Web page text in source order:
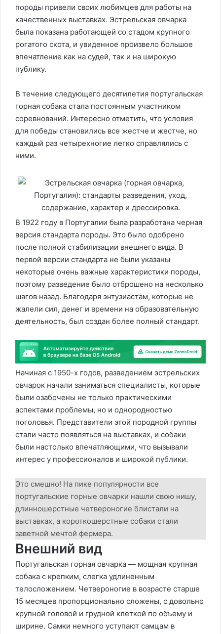
породы привели своих любимцев для работы на
качественных выставках. Эстрельская овчарка
была показана работающей со стадом крупного
рогатого скота, и увиденное произвело большое
впечатление как на судей, так и на широкую
публику.
В течение следующего десятилетия португальская
горная собака стала постоянным участником
соревнований. Интересно отметить, что условия
для победы становились все жестче и жестче, но
каждый раз четырехногие легко справлялись с
ними.
В 1922 году в Португалии была разработана черная
версия стандарта породы. Это было одобрено
после полной стабилизации внешнего вида. В
первой версии стандарта не были указаны
некоторые очень важные характеристики породы,
поэтому разведение было отброшено на несколько
шагов назад. Благодаря энтузиастам, которые не
жалели сил, денег и времени на образовательную
деятельность, был создан более полный стандарт.
Начиная с 1950-х годов, разведением эстрельских
овчарок начали заниматься специалисты, которые
были озабочены не только практическими
аспектами проблемы, но и однородностью
поголовья. Представители этой породной группы
стали часто появляться на выставках, и собаки
были настолько впечатляющими, что вызывали
интерес у профессионалов и широкой публики.
Это смешно! На пике популярности все
португальские горные овчарки нашли свою нишу,
длинношерстные четвероногие блистали на
выставках, а короткошерстные собаки стали
заветной мечтой фермера.
Внешний вид
Португальская горная овчарка — мощная крупная
собака с крепким, слегка удлиненным
телосложением. Четвероногие в возрасте старше
15 месяцев пропорционально сложены, с довольно
крупной головой и грудной клеткой по объему и
ширине. Самки немного уступают самцам в